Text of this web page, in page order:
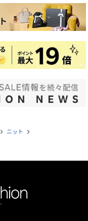
navigate_next ニット navigate_next